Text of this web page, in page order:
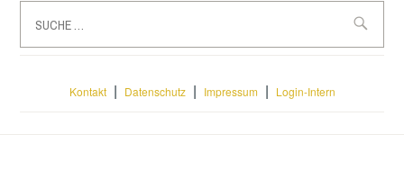
Suche
nach:
Kontakt| Datenschutz| Impressum| Login-Intern